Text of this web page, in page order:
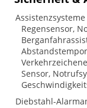
Assistenzsysteme
Regensensor,
Sensor,
Diebstahl-